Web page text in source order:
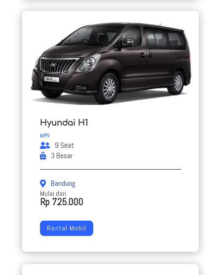
Hyundai H1
MPV
9 Seat
3 Besar
Bandung
Mulai dari
Rp 725.000
Rental Mobil